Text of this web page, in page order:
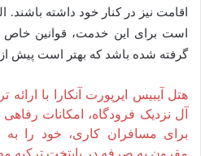
اقامت نیز در کنار خود داشته
است برای این خدمت، قوانین خاص
گرفته شده باشد که بهتر است پیش
هتل آیبیس ایرپورت آنکارا با
آل نزدیک فرودگاه، امکانات
برای مسافران کاری، خود را به